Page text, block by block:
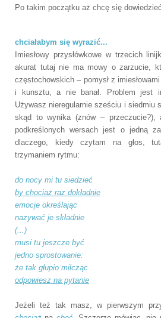
Po takim początku aż chcę się
chciałabym się wyrazić...
Imiesłowy przysłówkowe w trzecich
akurat tutaj nie ma mowy o zarzucie,
częstochowskich – pomysł z
i kunsztu, a nie banał. Problem jest
Używasz nieregularnie sześciu i siedmiu
skąd to wynika (znów –
podkreślonych wersach jest o jedną
dlaczego, kiedy czytam na głos,
trzymaniem rytmu:
do nocy mi tu siedzieć
by chociaż raz dokładnie
emocje określając
nazywać je składnie
(...)
musi tu jeszcze być
jedno sprostowanie:
że tak głupio milcząc
odpowiesz na pytanie
Jeżeli też tak masz, w pierwszym